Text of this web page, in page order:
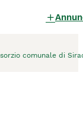
comunale di